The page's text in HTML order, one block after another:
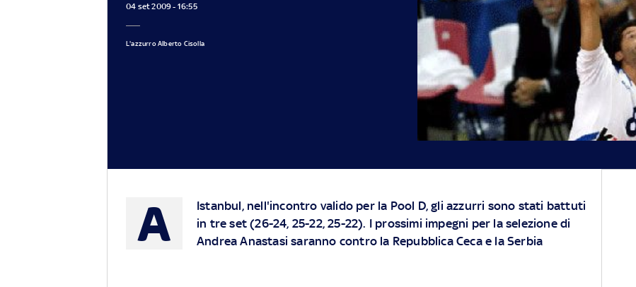
04 set 2009 - 16:55
L'azzurro Alberto Cisolla
A
Istanbul, nell'incontro valido per la Pool D, gli azzurri sono stati battuti
in tre set (26-24, 25-22, 25-22). I prossimi impegni per la selezione di
Andrea Anastasi saranno contro la Repubblica Ceca e la Serbia